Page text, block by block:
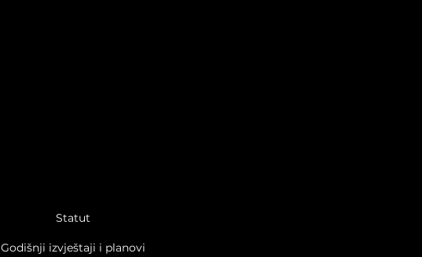
agenti padaju na
upravljanju kontekstom?
Statut
Godišnji izvještaji i planovi